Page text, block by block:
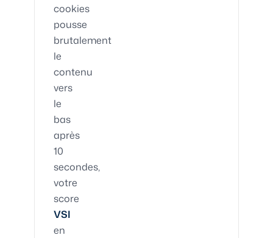
cookies
pousse
brutalement
le
contenu
vers
le
bas
après
10
secondes,
votre
score
VSI
en